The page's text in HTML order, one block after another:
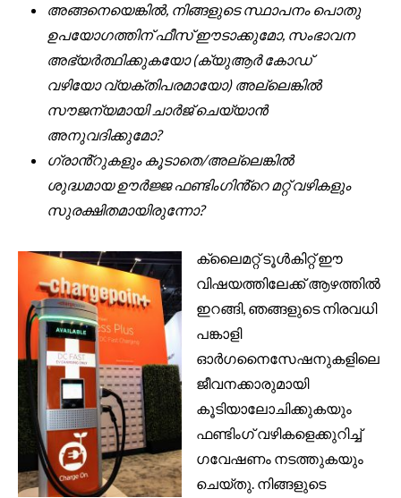
അങ്ങനെയെങ്കിൽ, നിങ്ങളുടെ സ്ഥാപനം പൊതു
ഉപയോഗത്തിന് ഫീസ് ഈടാക്കുമോ, സംഭാവന
അഭ്യർത്ഥിക്കുകയോ (ക്യുആർ കോഡ്
വഴിയോ വ്യക്തിപരമായോ) അല്ലെങ്കിൽ
സൗജന്യമായി ചാർജ് ചെയ്യാൻ
അനുവദിക്കുമോ?
ഗ്രാൻ്റുകളും കൂടാതെ/അല്ലെങ്കിൽ
ശുദ്ധമായ ഊർജ്ജ ഫണ്ടിംഗിൻ്റെ മറ്റ് വഴികളും
സുരക്ഷിതമായിരുന്നോ?
ക്ലൈമറ്റ് ടൂൾകിറ്റ് ഈ
വിഷയത്തിലേക്ക് ആഴത്തിൽ
ഇറങ്ങി, ഞങ്ങളുടെ നിരവധി
പങ്കാളി
ഓർഗനൈസേഷനുകളിലെ
ജീവനക്കാരുമായി
കൂടിയാലോചിക്കുകയും
ഫണ്ടിംഗ് വഴികളെക്കുറിച്ച്
ഗവേഷണം നടത്തുകയും
ചെയ്തു. നിങ്ങളുടെ